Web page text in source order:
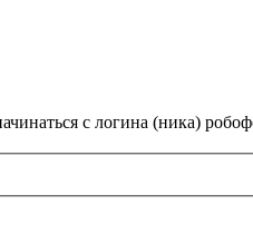
с логина (ника)